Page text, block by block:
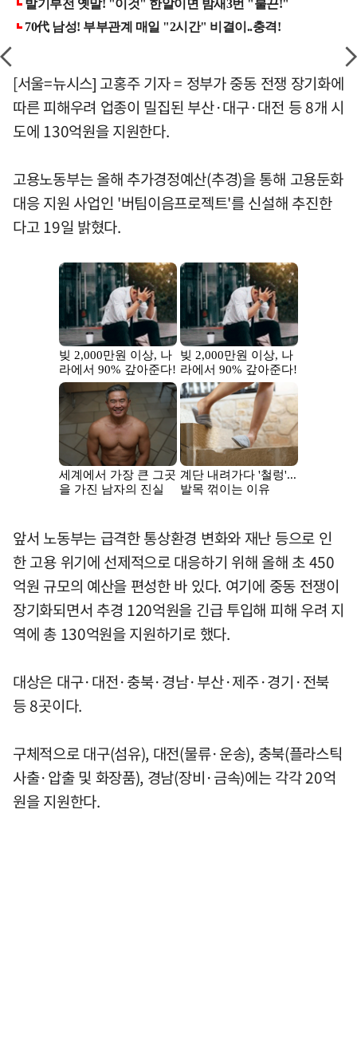
[서울=뉴시스] 고홍주 기자 = 정부가 중동 전쟁 장기화에
따른 피해우려 업종이 밀집된 부산·대구·대전 등 8개 시
도에 130억원을 지원한다.
고용노동부는 올해 추가경정예산(추경)을 통해 고용둔화
대응 지원 사업인 '버팀이음프로젝트'를 신설해 추진한
다고 19일 밝혔다.
앞서 노동부는 급격한 통상환경 변화와 재난 등으로 인
한 고용 위기에 선제적으로 대응하기 위해 올해 초 450
억원 규모의 예산을 편성한 바 있다. 여기에 중동 전쟁이
장기화되면서 추경 120억원을 긴급 투입해 피해 우려 지
역에 총 130억원을 지원하기로 했다.
대상은 대구·대전·충북·경남·부산·제주·경기·전북
등 8곳이다.
구체적으로 대구(섬유), 대전(물류·운송), 충북(플라스틱
사출·압출 및 화장품), 경남(장비·금속)에는 각각 20억
원을 지원한다.